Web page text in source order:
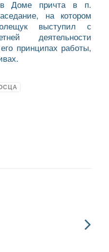
в Доме причта в п.
на котором
выступил с
деятельности
принципах работы,